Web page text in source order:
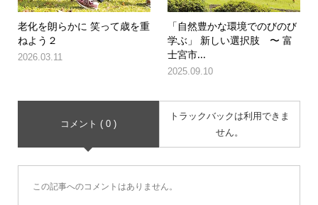
老化を朗らかに 笑って歳を重
ねよう２
2026.03.11
「自然豊かな環境でのびのび
学ぶ」 新しい選択肢 〜 富
士宮市...
2025.09.10
コメント ( 0 )
トラックバックは利用できま
せん。
この記事へのコメントはありません。